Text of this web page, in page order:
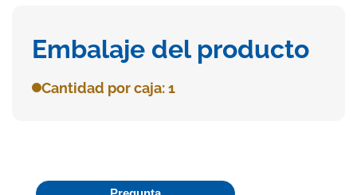
Embalaje del producto
Cantidad por caja: 1